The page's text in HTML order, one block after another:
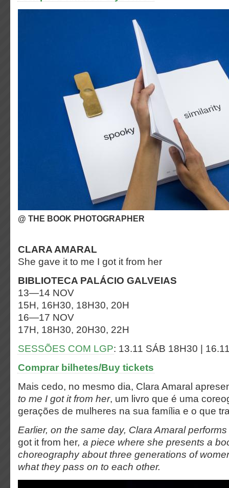
@ THE BOOK PHOTOGRAPHER
CLARA AMARAL
She gave it to me I got it from her
BIBLIOTECA PALÁCIO GALVEIAS
13—14 NOV
15H, 16H30, 18H30, 20H
16—17 NOV
17H, 18H30, 20H30, 22H
SESSÕES COM LGP: 13.11 SÁB 18H30 |
Comprar bilhetes/Buy tickets
Mais cedo, no mesmo dia, Clara Amaral
to me I got it from her, um livro que é uma
gerações de mulheres na sua família e o que
Earlier, on the same day, Clara Amaral performs
got it from her, a piece where she presents a
choreography about three generations of
what they pass on to each other.